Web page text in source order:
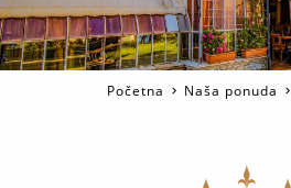
Početna Naša ponuda